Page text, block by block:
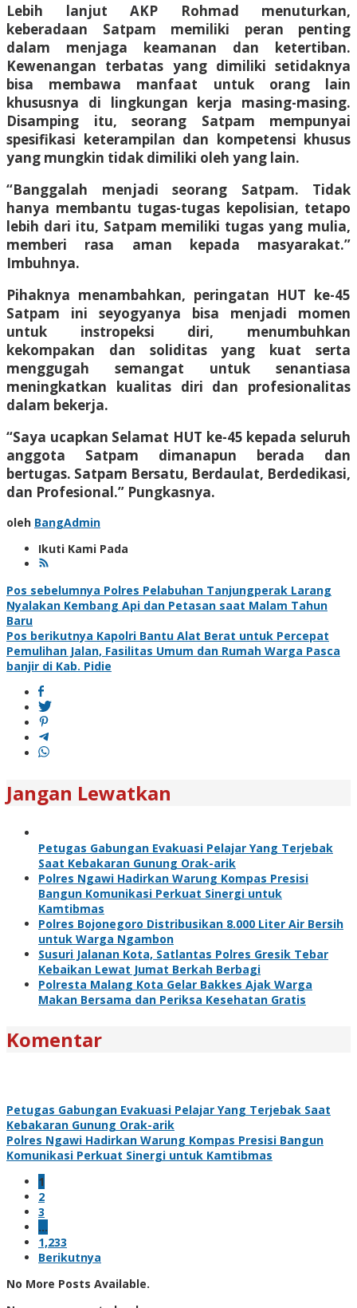
Lebih lanjut AKP Rohmad menuturkan,
keberadaan Satpam memiliki peran penting
dalam menjaga keamanan dan ketertiban.
Kewenangan terbatas yang dimiliki setidaknya
bisa membawa manfaat untuk orang lain
khususnya di lingkungan kerja masing-masing.
Disamping itu, seorang Satpam mempunyai
spesifikasi keterampilan dan kompetensi khusus
yang mungkin tidak dimiliki oleh yang lain.
“Banggalah menjadi seorang Satpam. Tidak
hanya membantu tugas-tugas kepolisian, tetapo
lebih dari itu, Satpam memiliki tugas yang mulia,
memberi rasa aman kepada masyarakat.”
Imbuhnya.
Pihaknya menambahkan, peringatan HUT ke-45
Satpam ini seyogyanya bisa menjadi momen
untuk instropeksi diri, menumbuhkan
kekompakan dan soliditas yang kuat serta
menggugah semangat untuk senantiasa
meningkatkan kualitas diri dan profesionalitas
dalam bekerja.
“Saya ucapkan Selamat HUT ke-45 kepada seluruh
anggota Satpam dimanapun berada dan
bertugas. Satpam Bersatu, Berdaulat, Berdedikasi,
dan Profesional.” Pungkasnya.
oleh BangAdmin
Ikuti Kami Pada
Navigasi
pos
Pos sebelumnya Polres Pelabuhan Tanjungperak Larang
Nyalakan Kembang Api dan Petasan saat Malam Tahun
Baru
Pos berikutnya Kapolri Bantu Alat Berat untuk Percepat
Pemulihan Jalan, Fasilitas Umum dan Rumah Warga Pasca
banjir di Kab. Pidie
Jangan Lewatkan
Petugas Gabungan Evakuasi Pelajar Yang Terjebak
Saat Kebakaran Gunung Orak-arik
Polres Ngawi Hadirkan Warung Kompas Presisi
Bangun Komunikasi Perkuat Sinergi untuk
Kamtibmas
Polres Bojonegoro Distribusikan 8.000 Liter Air Bersih
untuk Warga Ngambon
Susuri Jalanan Kota, Satlantas Polres Gresik Tebar
Kebaikan Lewat Jumat Berkah Berbagi
Polresta Malang Kota Gelar Bakkes Ajak Warga
Makan Bersama dan Periksa Kesehatan Gratis
Komentar
Petugas Gabungan Evakuasi Pelajar Yang Terjebak Saat
Kebakaran Gunung Orak-arik
Polres Ngawi Hadirkan Warung Kompas Presisi Bangun
Komunikasi Perkuat Sinergi untuk Kamtibmas
1
2
3
…
1,233
Berikutnya
No More Posts Available.